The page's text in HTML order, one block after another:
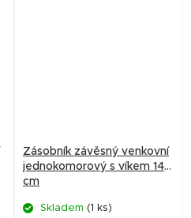
Zásobník závěsný venkovní
jednokomorový s víkem 14
cm
Skladem (1 ks)